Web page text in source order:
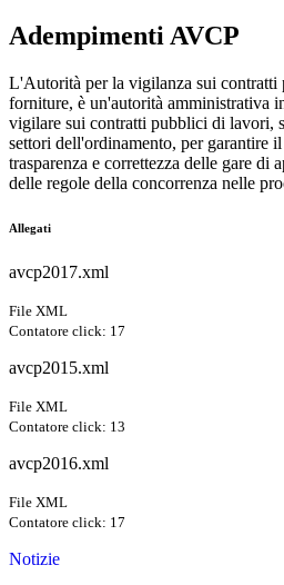
Adempimenti AVCP
L'Autorità per la vigilanza sui
forniture, è un'autorità amministrativa
vigilare sui contratti pubblici di lavori,
settori dell'ordinamento, per garantire
trasparenza e correttezza delle gare di
delle regole della concorrenza nelle
Allegati
avcp2017.xml
File XML
Contatore click: 17
avcp2015.xml
File XML
Contatore click: 13
avcp2016.xml
File XML
Contatore click: 17
Notizie